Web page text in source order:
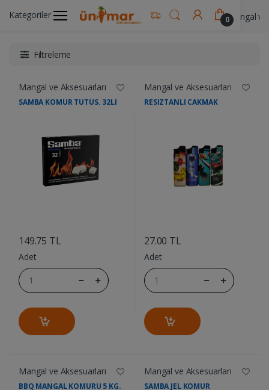
Kategoriler 0
Ünimar Anasayfa Kişisel Bakım Ürünleri Mangal ve
Filtreleme
Mangal ve Aksesuarları
SAMBA KOMUR TUTUS. 32LI
149.75 TL
Adet
Mangal ve Aksesuarları
RESIZTANLI CAKMAK
27.00 TL
Adet
Mangal ve Aksesuarları
BBQ MANGAL KOMURU 5 KG.
Mangal ve Aksesuarları
SAMBA JEL KOMUR